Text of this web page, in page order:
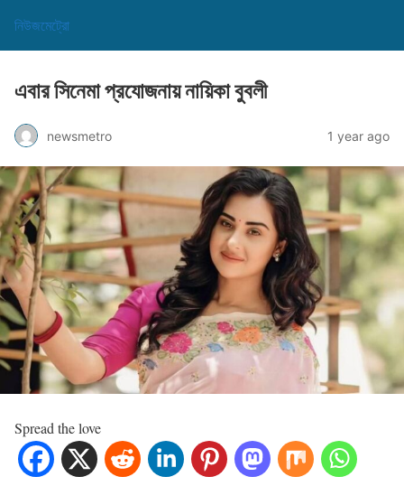
নিউজমেট্রো
এবার সিনেমা প্রযোজনায় নায়িকা বুবলী
newsmetro 1 year ago
Spread the love